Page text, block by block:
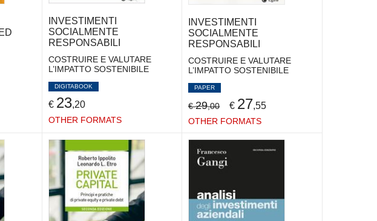
INVESTIMENTI
SOCIALMENTE
RESPONSABILI
COSTRUIRE E VALUTARE
L’IMPATTO SOSTENIBILE
DIGITABOOK
€ 23,20
OTHER FORMATS
INVESTIMENTI
SOCIALMENTE
RESPONSABILI
COSTRUIRE E VALUTARE
L’IMPATTO SOSTENIBILE
PAPER
€29,00 € 27,55
OTHER FORMATS